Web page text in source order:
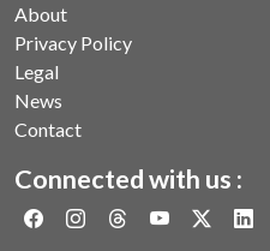
About
Privacy Policy
Legal
News
Contact
Connected with us :